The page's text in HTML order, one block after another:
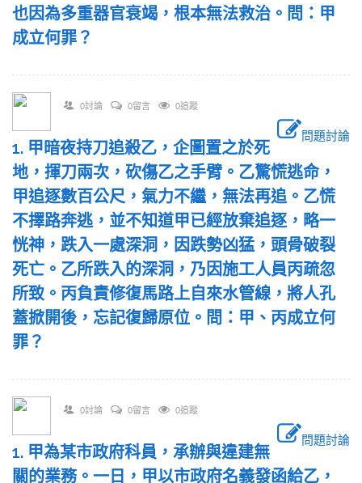
也因為多重器官衰竭，根本無法救治。問：甲
成立何罪？
0討論 0留言 0追蹤
問題討論
1. 甲暗夜持刀追殺乙，企圖置之於死
地，揮刀兩次，砍傷乙之手臂。乙驚慌逃命，
甲追逐數百公尺，氣力不繼，無法再追。乙慌
不擇路奔逃，並不知道甲已經放棄追逐，略一
恍神，跌入一處深洞，因跌勢凶猛，頭骨破裂
死亡。乙所跌入的深洞，乃因施工人員丙疏忽
所致。丙負責修復馬路上自來水管線，將人孔
蓋掀開後，忘記復歸原位。問：甲、丙成立何
罪？
0討論 0留言 0追蹤
問題討論
1. 甲為某市政府科員，承辦與違建無
關的業務。一日，甲以市政府名義發函給乙，